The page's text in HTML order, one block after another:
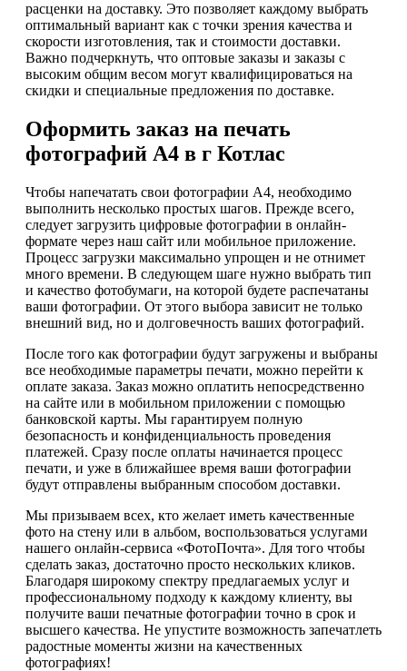
расценки на доставку. Это позволяет каждому выбрать
оптимальный вариант как с точки зрения качества и
скорости изготовления, так и стоимости доставки.
Важно подчеркнуть, что оптовые заказы и заказы с
высоким общим весом могут квалифицироваться на
скидки и специальные предложения по доставке.
Оформить заказ на печать
фотографий А4 в г Котлас
Чтобы напечатать свои фотографии А4, необходимо
выполнить несколько простых шагов. Прежде всего,
следует загрузить цифровые фотографии в онлайн-
формате через наш сайт или мобильное приложение.
Процесс загрузки максимально упрощен и не отнимет
много времени. В следующем шаге нужно выбрать тип
и качество фотобумаги, на которой будете распечатаны
ваши фотографии. От этого выбора зависит не только
внешний вид, но и долговечность ваших фотографий.
После того как фотографии будут загружены и выбраны
все необходимые параметры печати, можно перейти к
оплате заказа. Заказ можно оплатить непосредственно
на сайте или в мобильном приложении с помощью
банковской карты. Мы гарантируем полную
безопасность и конфиденциальность проведения
платежей. Сразу после оплаты начинается процесс
печати, и уже в ближайшее время ваши фотографии
будут отправлены выбранным способом доставки.
Мы призываем всех, кто желает иметь качественные
фото на стену или в альбом, воспользоваться услугами
нашего онлайн-сервиса «ФотоПочта». Для того чтобы
сделать заказ, достаточно просто нескольких кликов.
Благодаря широкому спектру предлагаемых услуг и
профессиональному подходу к каждому клиенту, вы
получите ваши печатные фотографии точно в срок и
высшего качества. Не упустите возможность запечатлеть
радостные моменты жизни на качественных
фотографиях!